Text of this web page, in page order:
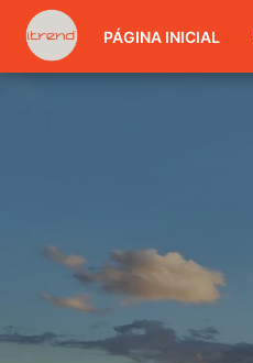
PÁGINA INICIAL